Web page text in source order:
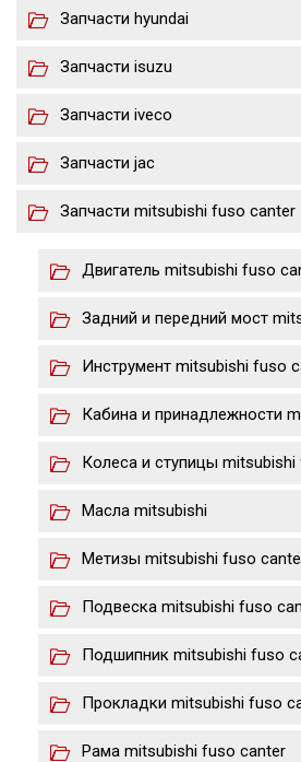
Запчасти hyundai
Запчасти isuzu
Запчасти iveco
Запчасти jac
Запчасти mitsubishi fuso canter
Двигатель mitsubishi fuso
Задний и передний мост
Инструмент mitsubishi fuso
Кабина и принадлежности
Колеса и ступицы
Масла mitsubishi
Метизы mitsubishi fuso
Подвеска mitsubishi fuso
Подшипник mitsubishi fuso
Прокладки mitsubishi fuso
Рама mitsubishi fuso canter